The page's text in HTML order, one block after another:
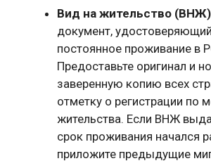
Вид на жительство (ВНЖ)
документ,
постоянное проживание в
Предоставьте оригинал и
заверенную копию всех
отметку о регистрации по
жительства. Если ВНЖ
срок проживания начался
приложите предыдущие